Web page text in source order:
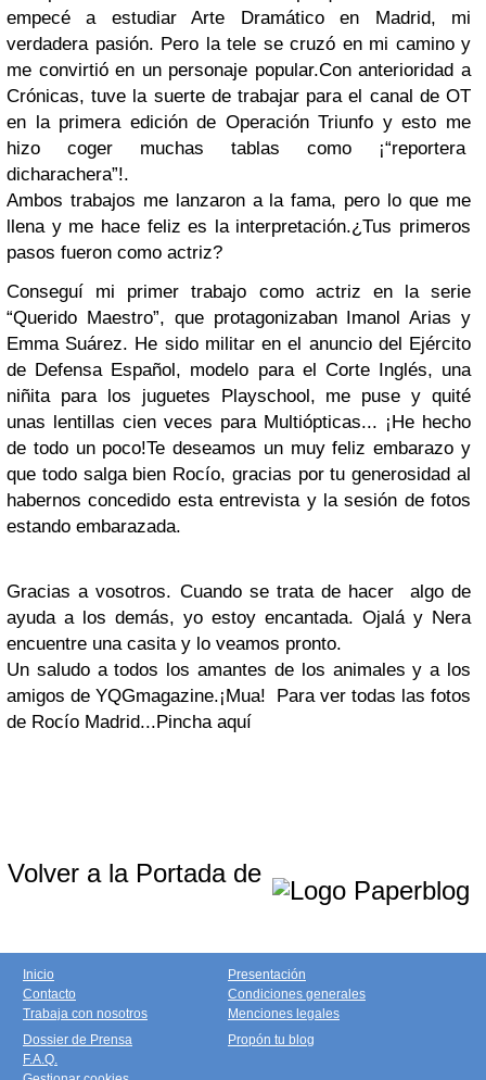
empecé a estudiar Arte Dramático en Madrid, mi
verdadera pasión. Pero la tele se cruzó en mi camino y
me convirtió en un personaje popular.Con anterioridad a
Crónicas, tuve la suerte de trabajar para el canal de OT
en la primera edición de Operación Triunfo y esto me
hizo coger muchas tablas como ¡“reportera
dicharachera”!.
Ambos trabajos me lanzaron a la fama, pero lo que me
llena y me hace feliz es la interpretación.¿Tus primeros
pasos fueron como actriz?
Conseguí mi primer trabajo como actriz en la serie
“Querido Maestro”, que protagonizaban Imanol Arias y
Emma Suárez. He sido militar en el anuncio del Ejército
de Defensa Español, modelo para el Corte Inglés, una
niñita para los juguetes Playschool, me puse y quité
unas lentillas cien veces para Multiópticas... ¡He hecho
de todo un poco!Te deseamos un muy feliz embarazo y
que todo salga bien Rocío, gracias por tu generosidad al
habernos concedido esta entrevista y la sesión de fotos
estando embarazada.
Gracias a vosotros. Cuando se trata de hacer algo de
ayuda a los demás, yo estoy encantada. Ojalá y Nera
encuentre una casita y lo veamos pronto.
Un saludo a todos los amantes de los animales y a los
amigos de YQGmagazine.¡Mua!
Para ver todas las fotos
de Rocío Madrid...Pincha aquí
Volver a la Portada de
Inicio
Contacto
Trabaja con nosotros
Presentación
Condiciones generales
Menciones legales
Dossier de Prensa
F.A.Q.
Propón tu blog